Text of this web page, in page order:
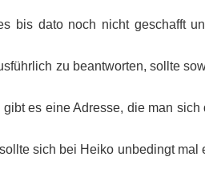
bis dato noch nicht geschafft
zu beantworten, sollte
es eine Adresse, die man
sich bei Heiko unbedingt mal